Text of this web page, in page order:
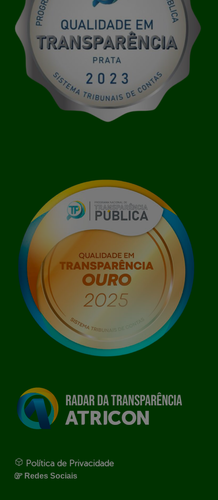
Política de Privacidade
Redes Sociais